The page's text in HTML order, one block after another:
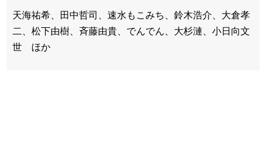
天海祐希、田中哲司、速水もこみち、鈴木浩介、大倉孝
二、松下由樹、斉藤由貴、でんでん、大杉漣、小日向文
世 ほか